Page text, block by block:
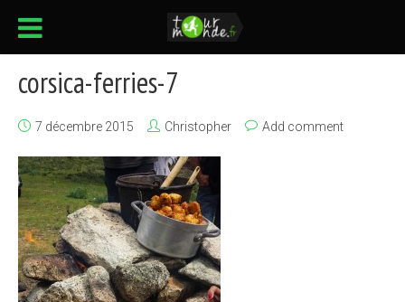
corsica-ferries-7
7 décembre 2015 Christopher Add comment